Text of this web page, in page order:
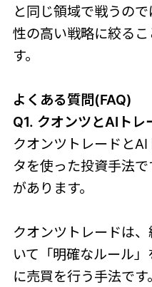
と同じ領域で戦うの
性の高い戦略に絞る
す。
よくある質問(FAQ)
Q1. クオンツとAIトレ
クオンツトレードと
タを使った投資手法
があります。
クオンツトレードは
いて「明確なルール
に売買を行う手法で